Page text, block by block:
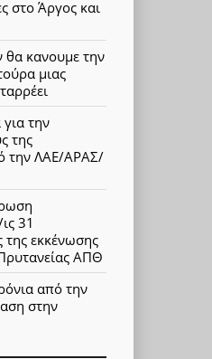
στο Άργος και
θα κανουμε την
μιας
την
της
την ΛΑΕ/ΑΡΑΣ/
31
της εκκένωσης
ΑΠΘ
από την
στην